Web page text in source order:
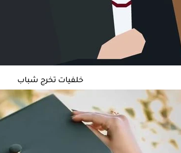
خلفيات تخرج شباب